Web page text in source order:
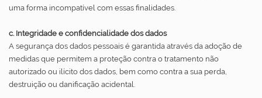
uma forma incompatível com essas finalidades.
c. Integridade e confidencialidade dos dados
A segurança dos dados pessoais é garantida através da adoção de
medidas que permitem a proteção contra o tratamento não
autorizado ou ilícito dos dados, bem como contra a sua perda,
destruição ou danificação acidental.